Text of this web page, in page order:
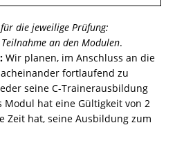
die jeweilige Prüfung:
an den Modulen.
Wir planen, im Anschluss an die
fortlaufend zu
seine C-Trainerausbildung
Modul hat eine Gültigkeit von 2
Zeit hat, seine Ausbildung zum